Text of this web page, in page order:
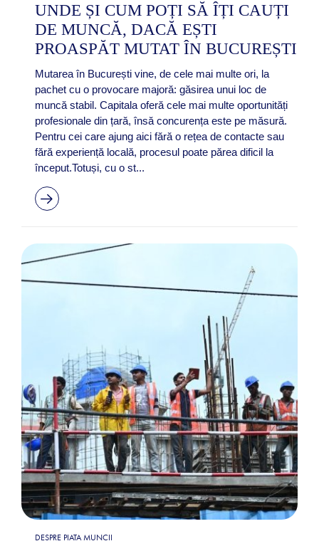
UNDE ȘI CUM POȚI SĂ ÎȚI CAUȚI
DE MUNCĂ, DACĂ EȘTI
PROASPĂT MUTAT ÎN BUCUREȘTI
Mutarea în București vine, de cele mai multe ori, la
pachet cu o provocare majoră: găsirea unui loc de
muncă stabil. Capitala oferă cele mai multe oportunități
profesionale din țară, însă concurența este pe măsură.
Pentru cei care ajung aici fără o rețea de contacte sau
fără experiență locală, procesul poate părea dificil la
început.Totuși, cu o st...
DESPRE PIATA MUNCII